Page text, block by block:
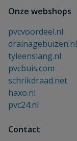
Onze webshops
pvcvoordeel.nl
drainagebuizen.nl
tyleenslang.nl
pvcbuis.com
schrikdraad.net
haxo.nl
pvc24.nl
Contact